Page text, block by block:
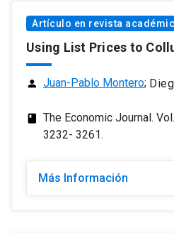
Artículo en revista
Using List Prices to
person Juan-Pablo Montero;
class
The Economic Journal.
3232- 3261.
Más Información